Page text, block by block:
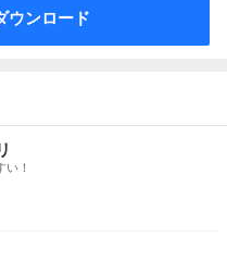
ウンロード
！